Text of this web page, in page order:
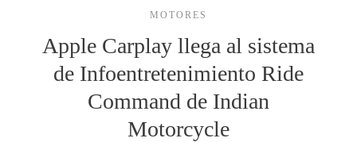
MOTORES
Apple Carplay llega al sistema
de Infoentretenimiento Ride
Command de Indian
Motorcycle